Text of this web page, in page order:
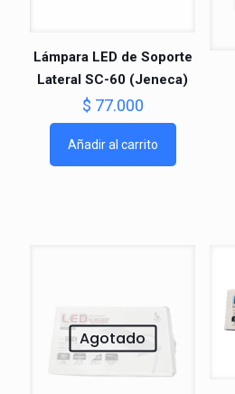
Lámpara LED de Soporte
Lateral SC-60 (Jeneca)
$ 77.000
Añadir al carrito
Agotado